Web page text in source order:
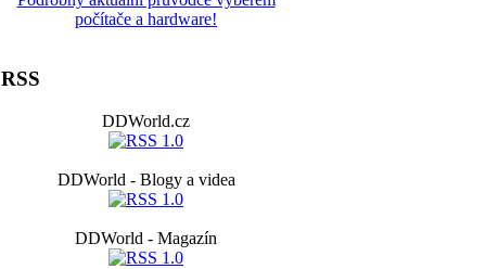
počítače a hardware!
RSS
DDWorld.cz
DDWorld - Blogy a videa
DDWorld - Magazín